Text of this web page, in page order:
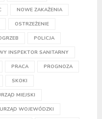
NOWE ZAKAŻENIA
OSTRZEŻENIE
POLICJA
INSPEKTOR SANITARNY
PRACA PROGNOZA
SKOKI
MIEJSKI
WOJEWÓDZKI